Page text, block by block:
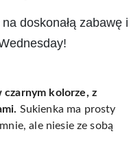
doskonałą zabawę i
czarnym kolorze, z
. Sukienka ma prosty
ale niesie ze sobą